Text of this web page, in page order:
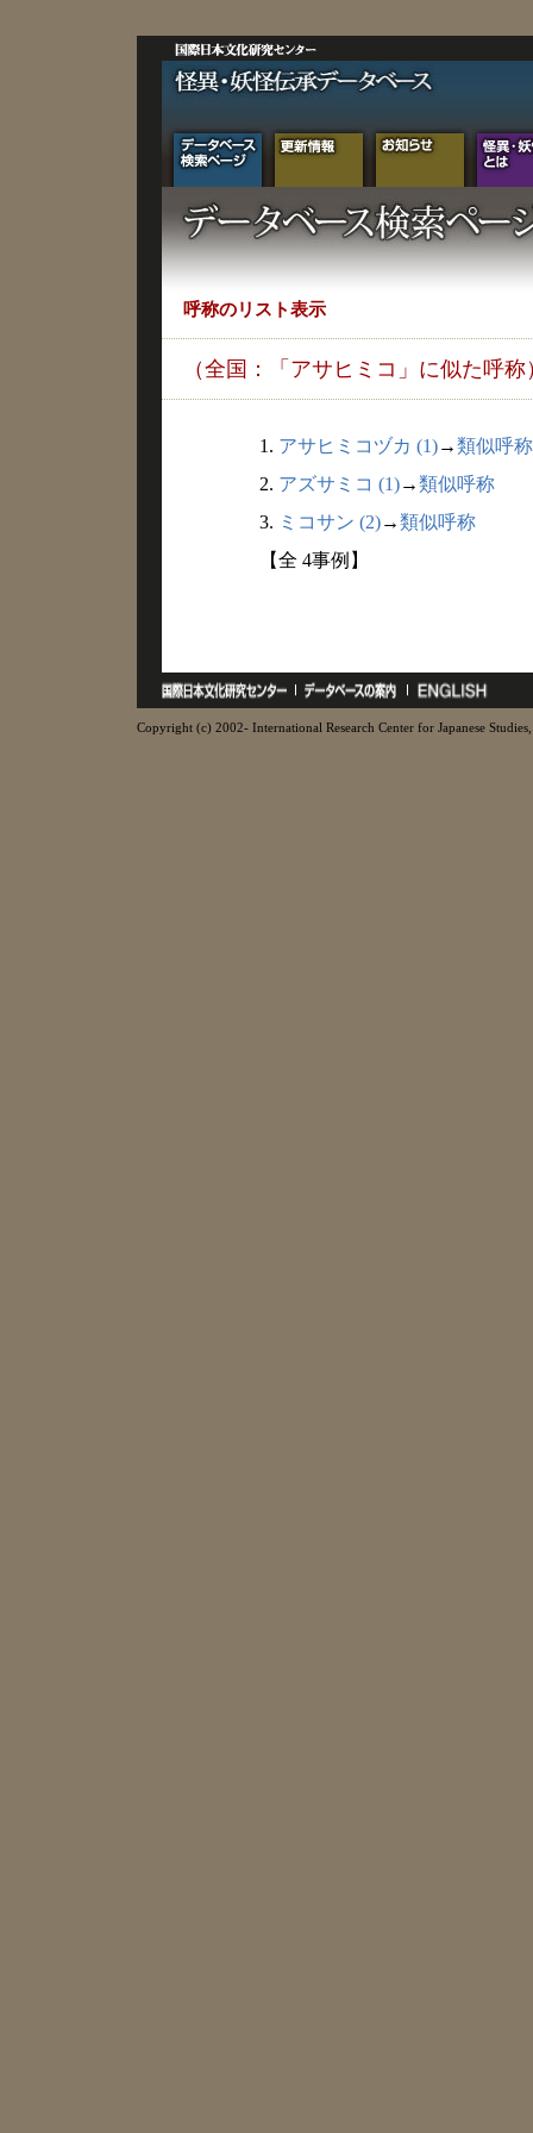
呼称のリスト表示
（全国：「アサヒミコ」に似た呼称
1. アサヒミコヅカ (1)→類似呼称
2. アズサミコ (1)→類似呼称
3. ミコサン (2)→類似呼称
【全 4事例】
Copyright (c) 2002- International Research Center for Japanese